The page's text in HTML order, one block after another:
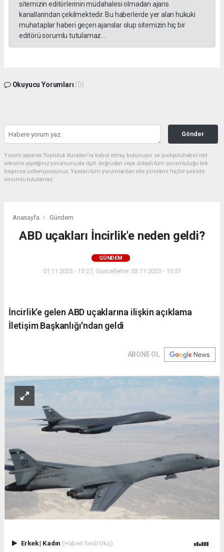
sitemizin editörlerinin müdahalesi olmadan ajans
kanallarından çekilmektedir. Bu haberlerde yer alan hukuki
muhataplar haberi geçen ajanslar olup sitemizin hiç bir
editörü sorumlu tutulamaz...
Okuyucu Yorumları (0)
Gönder
Yorum yazarak Topluluk Kuralları’nı kabul etmiş bulunuyor ve ipekyoluhaber.net
sitesine yaptığınız yorumunuzla ilgili doğrudan veya dolaylı tüm sorumluluğu tek
başınıza üstleniyorsunuz. Yazılan tüm yorumlardan site yönetimi hiçbir şekilde
sorumlu tutulamaz.
Anasayfa Gündem
ABD uçakları İncirlik'e neden geldi?
GÜNDEM
01.11.2023 - 13:27, Güncelleme: 03.11.2023 - 10:57
İncirlik’e gelen ABD uçaklarına ilişkin açıklama
İletişim Başkanlığı'ndan geldi
ABONE OL
Erkek| Kadın (Haberi Sesli Oku)